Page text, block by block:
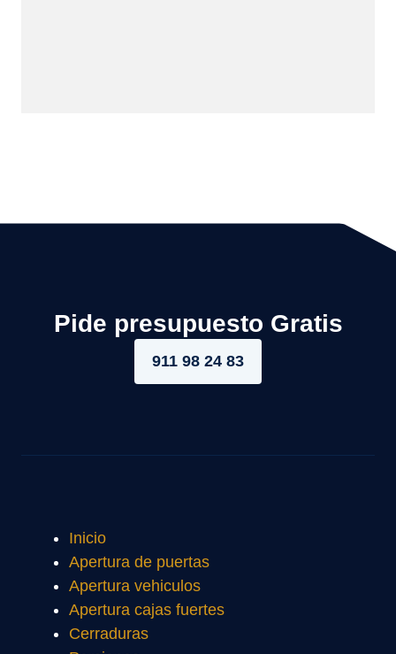
Pide presupuesto Gratis
911 98 24 83
Inicio
Apertura de puertas
Apertura vehiculos
Apertura cajas fuertes
Cerraduras